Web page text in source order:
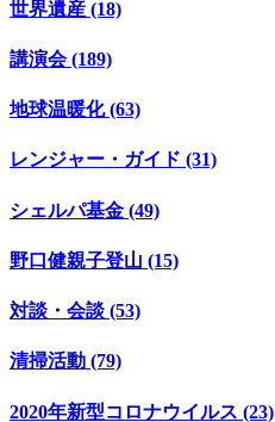
世界遺産 (18)
講演会 (189)
地球温暖化 (63)
レンジャー・ガイド (31)
シェルパ基金 (49)
野口健親子登山 (15)
対談・会談 (53)
清掃活動 (79)
2020年新型コロナウイルス (23)